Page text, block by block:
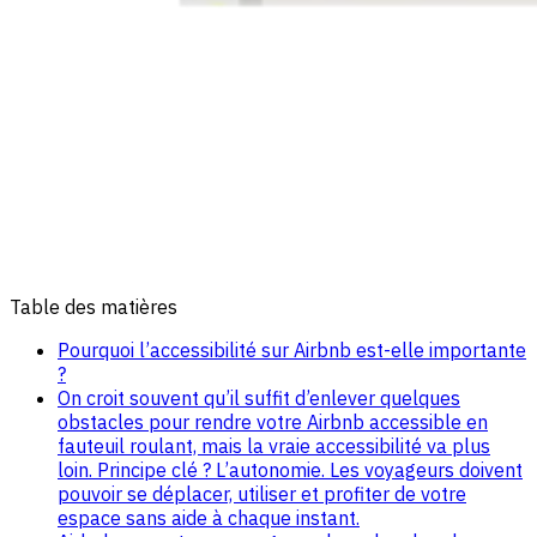
Table des matières
Pourquoi l’accessibilité sur Airbnb est-elle importante
?
On croit souvent qu’il suffit d’enlever quelques
obstacles pour rendre votre Airbnb accessible en
fauteuil roulant, mais la vraie accessibilité va plus
loin. Principe clé ? L’autonomie. Les voyageurs doivent
pouvoir se déplacer, utiliser et profiter de votre
espace sans aide à chaque instant.